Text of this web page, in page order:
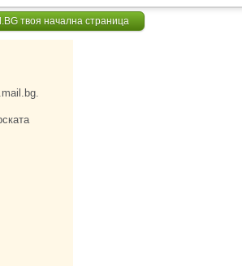
твоя начална страница